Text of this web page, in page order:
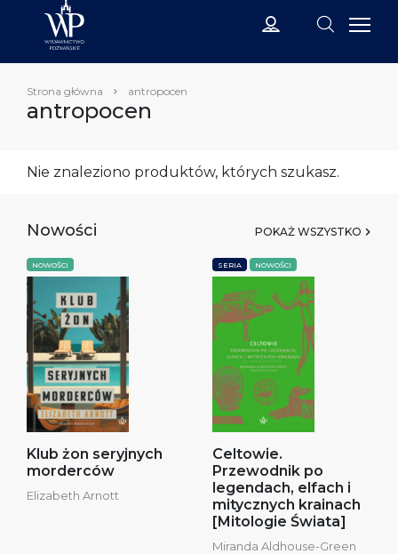
Strona główna antropocen
antropocen
Nie znaleziono produktów, których szukasz.
Nowości POKAŻ WSZYSTKO
NOWOŚCI
Klub żon seryjnych
morderców
Elizabeth Arnott
SERIA NOWOŚCI
Celtowie.
Przewodnik po
legendach, elfach i
mitycznych krainach
[Mitologie Świata]
Miranda Aldhouse-Green